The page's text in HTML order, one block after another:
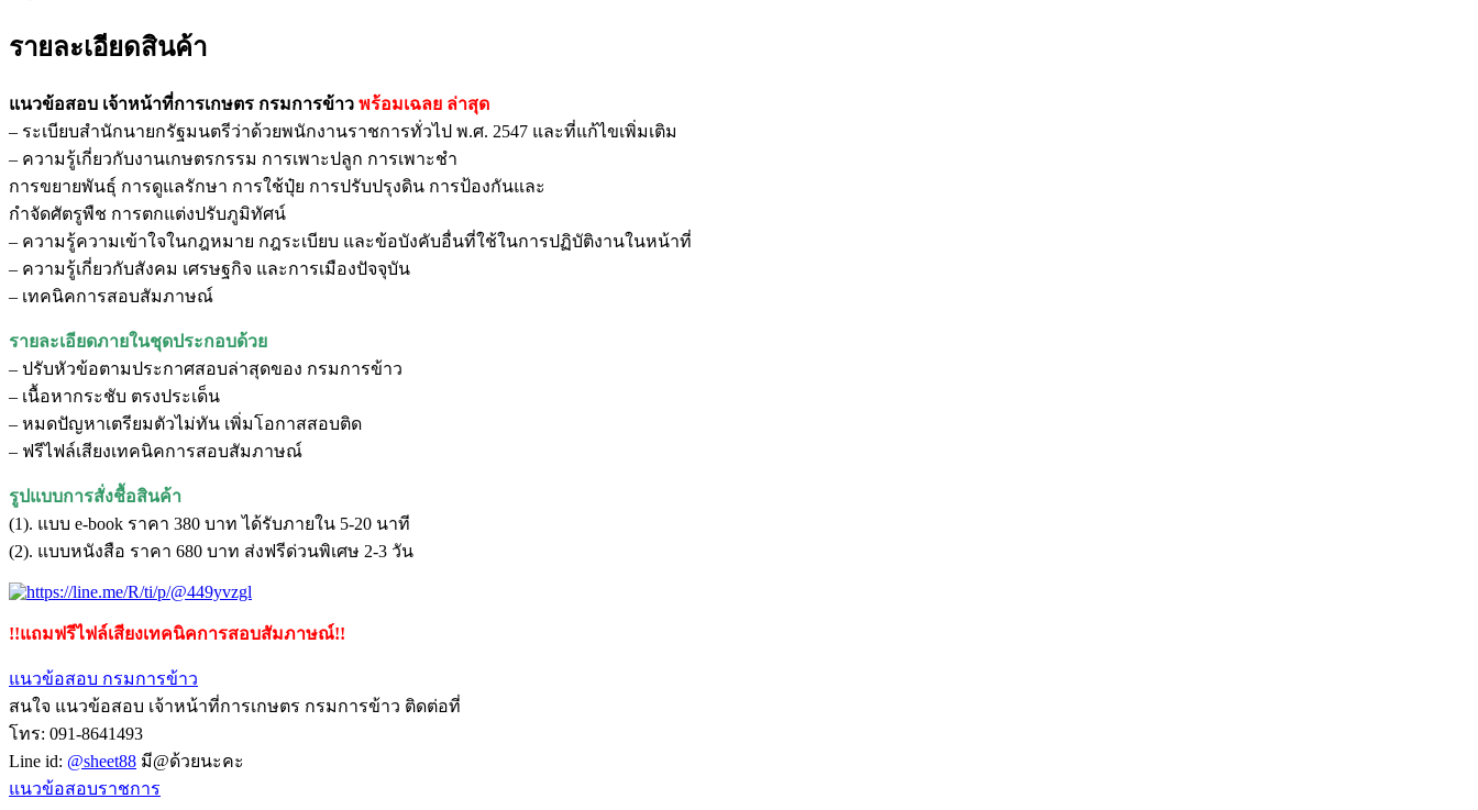
รายละเอียดสินค้า
แนวข้อสอบ เจ้าหน้าที่การเกษตร กรมการข้าว พร้อมเฉลย ล่าสุด
– ระเบียบสำนักนายกรัฐมนตรีว่าด้วยพนักงานราชการทั่วไป พ.ศ. 2547 และที่แก้ไขเพิ่มเติม
– ความรู้เกี่ยวกับงานเกษตรกรรม การเพาะปลูก การเพาะชำ
การขยายพันธุ์ การดูแลรักษา การใช้ปุ๋ย การปรับปรุงดิน การป้องกันและ
กำจัดศัตรูพืช การตกแต่งปรับภูมิทัศน์
– ความรู้ความเข้าใจในกฎหมาย กฎระเบียบ และข้อบังคับอื่นที่ใช้ในการปฏิบัติงานในหน้าที่
– ความรู้เกี่ยวกับสังคม เศรษฐกิจ และการเมืองปัจจุบัน
– เทคนิคการสอบสัมภาษณ์
รายละเอียดภายในชุดประกอบด้วย
– ปรับหัวข้อตามประกาศสอบล่าสุดของ กรมการข้าว
– เนื้อหากระชับ ตรงประเด็น
– หมดปัญหาเตรียมตัวไม่ทัน เพิ่มโอกาสสอบติด
– ฟรีไฟล์เสียงเทคนิคการสอบสัมภาษณ์
รูปแบบการสั่งชื้อสินค้า
(1). แบบ e-book ราคา 380 บาท ได้รับภายใน 5-20 นาที
(2). แบบหนังสือ ราคา 680 บาท ส่งฟรีด่วนพิเศษ 2-3 วัน
!!แถมฟรีไฟล์เสียงเทคนิคการสอบสัมภาษณ์!!
แนวข้อสอบ กรมการข้าว
สนใจ แนวข้อสอบ เจ้าหน้าที่การเกษตร กรมการข้าว ติดต่อที่
โทร: 091-8641493
Line id: @sheet88 มี@ด้วยนะคะ
แนวข้อสอบราชการ